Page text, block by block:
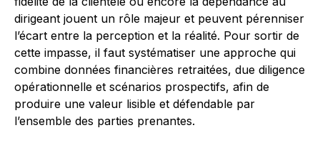
dirigeant jouent un rôle majeur et peuvent pérenniser
l’écart entre la perception et la réalité. Pour sortir de
cette impasse, il faut systématiser une approche qui
combine données financières retraitées, due diligence
opérationnelle et scénarios prospectifs, afin de
produire une valeur lisible et défendable par
l’ensemble des parties prenantes.